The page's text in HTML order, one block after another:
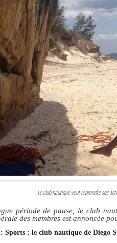
Le club nautique veut reprendre ses
période de pause, le club
des membres est annoncée
Sports : le club nautique de Diego